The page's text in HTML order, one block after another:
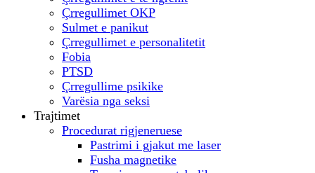
Çrregullimet OKP
Sulmet e panikut
Çrregullimet e personalitetit
Fobia
PTSD
Çrregullime psikike
Varësia nga seksi
Trajtimet
Procedurat rigjeneruese
Pastrimi i gjakut me laser
Fusha magnetike